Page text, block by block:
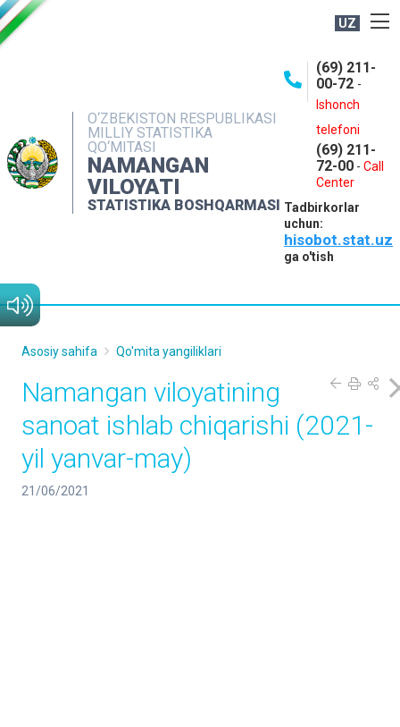
UZ
O‘ZBEKISTON RESPUBLIKASI
MILLIY STATISTIKA
QO‘MITASI
NAMANGAN
VILOYATI
STATISTIKA BOSHQARMASI
(69) 211-
00-72 -
Ishonch
telefoni
(69) 211-
72-00 - Call
Center
Tadbirkorlar
uchun:
hisobot.stat.uz
ga o'tish
NASHRLAR
INTERAKTIV XIZMATLAR
MATBUOT XIZMATI
MUROJAATLAR
Asosiy sahifa Qo'mita yangiliklari
Namangan viloyatining
sanoat ishlab chiqarishi (2021-
yil yanvar-may)
21/06/2021